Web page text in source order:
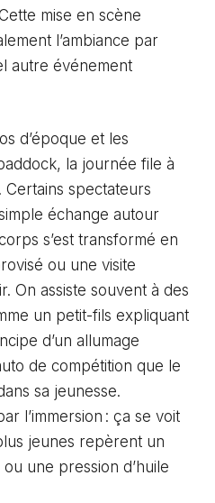
mise en scène
l’ambiance par
autre événement
d’époque et les
la journée file à
Certains spectateurs
échange autour
s’est transformé en
ou une visite
On assiste souvent à des
un petit-fils expliquant
d’un allumage
de compétition que le
sa jeunesse.
l’immersion : ça se voit
jeunes repèrent un
une pression d’huile